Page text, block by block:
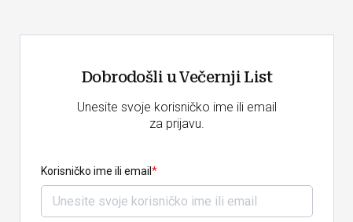
Dobrodošli u Večernji List
Unesite svoje korisničko ime ili email
za prijavu.
Korisničko ime ili email